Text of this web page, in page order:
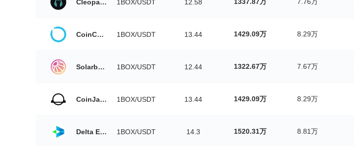
Cleopatra Exchange 1BOX/USDT 12.58
CoinCorner 1BOX/USDT 13.44 1429.09万 8.29万
Solarbeam 1BOX/USDT 12.44 1322.67万 7.67万
CoinJar Exchange 1BOX/USDT 13.44 1429.09万 8.29万
Delta Exchange 1BOX/USDT 14.3 1520.31万 8.81万